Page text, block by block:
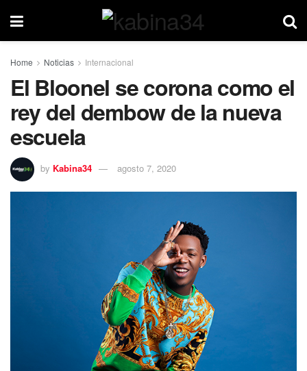
Home Noticias Internacional
El Bloonel se corona como el
rey del dembow de la nueva
escuela
by Kabina34 agosto 7, 2020